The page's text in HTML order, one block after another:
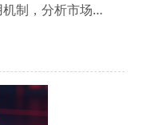
制，分析市场上
性消费观。3000